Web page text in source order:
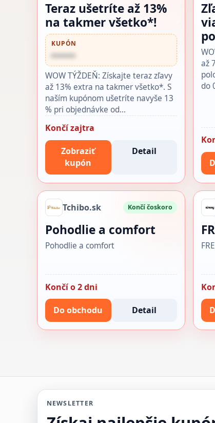
Teraz ušetríte až 13%
na takmer všetko*!
KUPÓN
••••••
WOW TÝŽDEŇ: Získajte teraz zľavy
až 13% extra na takmer všetko*. S
naším kupónom ušetríte navyše 13
% pri objednávke od…
Končí zajtra
Zobraziť
kupón
Detail
až
do
Tchibo.sk Končí čoskoro
Pohodlie a comfort
Pohodlie a comfort
Končí o 2 dni
Do obchodu Detail
NEWSLETTER